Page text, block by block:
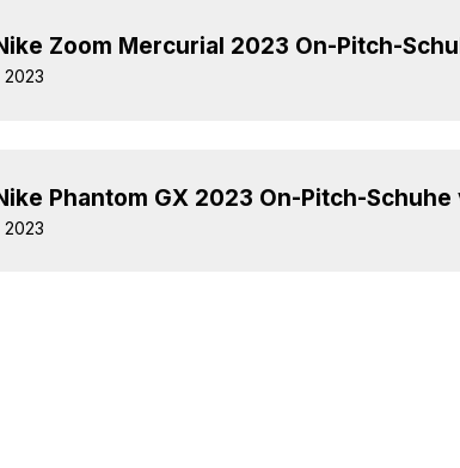
2023
2023